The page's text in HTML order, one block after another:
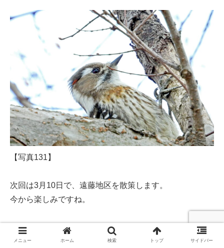
【写真131】
次回は3月10日で、遠藤地区を散策します。
今から楽しみですね。
秋山 孝
メニュー ホーム 検索 トップ サイドバー